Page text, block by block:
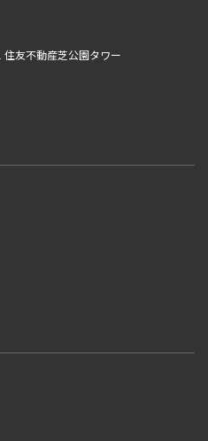
住友不動産芝公園タワー